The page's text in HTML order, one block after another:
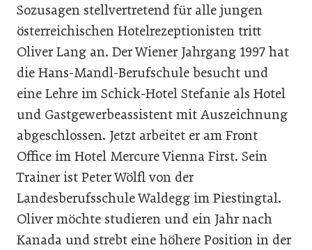
Sozusagen stellvertretend für alle jungen
österreichischen Hotelrezeptionisten tritt
Oliver Lang an. Der Wiener Jahrgang 1997 hat
die Hans-Mandl-Berufschule besucht und
eine Lehre im Schick-Hotel Stefanie als Hotel
und Gastgewerbeassistent mit Auszeichnung
abgeschlossen. Jetzt arbeitet er am Front
Office im Hotel Mercure Vienna First. Sein
Trainer ist Peter Wölfl von der
Landesberufsschule Waldegg im Piestingtal.
Oliver möchte studieren und ein Jahr nach
Kanada und strebt eine höhere Position in der